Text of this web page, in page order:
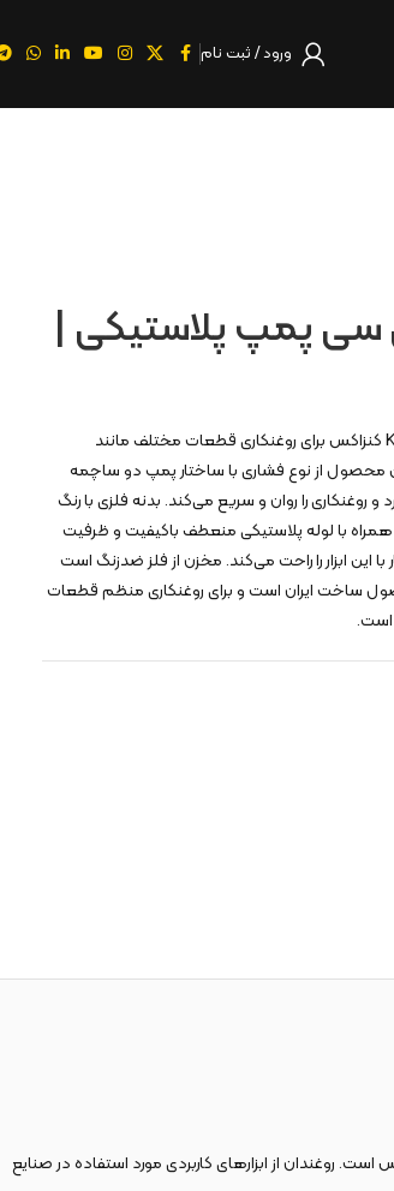
ورود / ثبت نام
فلزی 350 سی سی پمپ پلاستیکی |
روغندان فلزی ۳۵۰ سی‌سی پمپ پلاستیکی KOC-1350 کنزاکس برای روغنکاری قطعات مختلف مانند
از نوع فشاری با ساختار پمپ دو ساچمه
را روان و سریع می‌کند. بدنه فلزی با رنگ
با لوله پلاستیکی منعطف باکیفیت و ظرفیت
این ابزار را راحت می‌کند. مخزن از فلز ضدزنگ است
ساخت ایران است و برای روغنکاری منظم قطعات
است.
روغندان‌ از ابزارهای کاربردی مورد استفاده در صنایع